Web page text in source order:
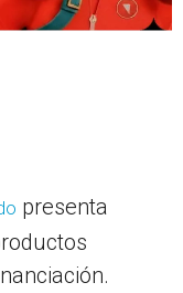
presenta